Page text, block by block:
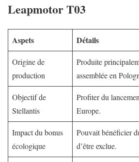
Leapmotor T03
Aspets Détails
Origine de
production
Produite
assemblée en
Objectif de
Stellantis
Profiter du
Europe.
Impact du bonus
écologique
Pouvait bénéficier
d’être exclue.